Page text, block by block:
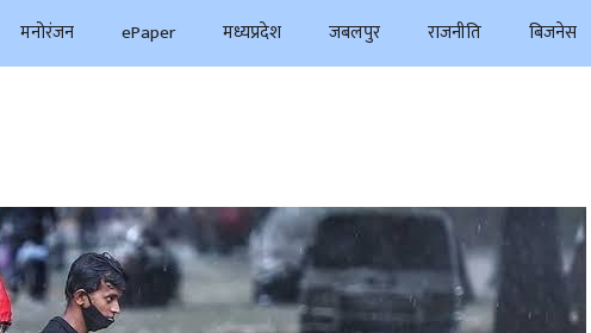
मनोरंजन ePaper मध्यप्रदेश जबलपुर राजनीति बिजनेस